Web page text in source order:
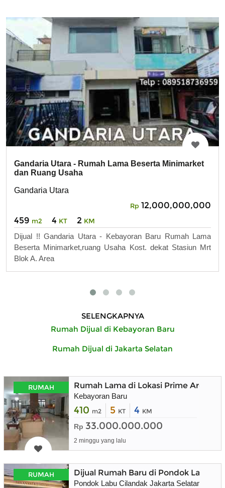
Gandaria Utara - Rumah Lama Beserta Minimarket
dan Ruang Usaha
Gandaria Utara
Rp 12,000,000,000
459 m2 4 KT 2 KM
Dijual !! Gandaria Utara - Kebayoran Baru Rumah Lama
Beserta Minimarket,ruang Usaha Kost. dekat Stasiun Mrt
Blok A. Area
SELENGKAPNYA
Rumah Dijual di Kebayoran Baru
Rumah Dijual di Jakarta Selatan
RUMAH Rumah Lama di Lokasi Prime Area
Kebayoran Baru
410 m2 5 KT 4 KM
Rp 33.000.000.000
2 minggu yang lalu
RUMAH Dijual Rumah Baru di Pondok Labu
Pondok Labu Cilandak Jakarta Selatan